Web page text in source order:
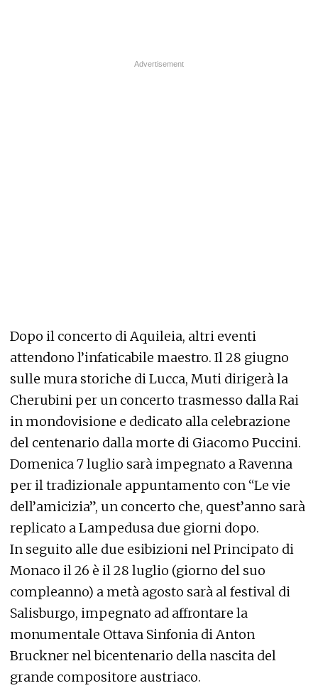
Dopo il concerto di Aquileia, altri eventi
attendono l’infaticabile maestro. Il 28 giugno
sulle mura storiche di Lucca, Muti dirigerà la
Cherubini per un concerto trasmesso dalla Rai
in mondovisione e dedicato alla celebrazione
del centenario dalla morte di Giacomo Puccini.
Domenica 7 luglio sarà impegnato a Ravenna
per il tradizionale appuntamento con “Le vie
dell’amicizia”, un concerto che, quest’anno sarà
replicato a Lampedusa due giorni dopo.
In seguito alle due esibizioni nel Principato di
Monaco il 26 è il 28 luglio (giorno del suo
compleanno) a metà agosto sarà al festival di
Salisburgo, impegnato ad affrontare la
monumentale Ottava Sinfonia di Anton
Bruckner nel bicentenario della nascita del
grande compositore austriaco.